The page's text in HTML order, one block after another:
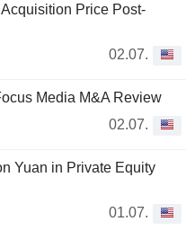
Price Post-
02.07.
Media M&A Review
02.07.
Yuan in Private Equity
01.07.